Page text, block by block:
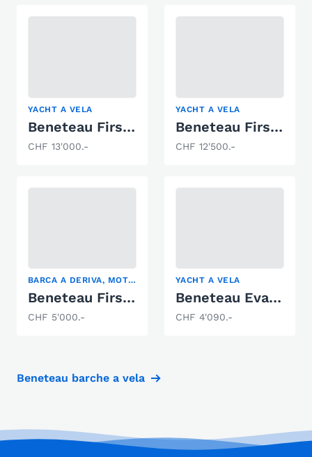
YACHT A VELA
Beneteau First 211
CHF 13'000.-
YACHT A VELA
Beneteau First 30
CHF 12'500.-
BARCA A DERIVA, MOTORSAILER, YACHT A VELA
Beneteau First 24
CHF 5'000.-
YACHT A VELA
Beneteau Evasion 28
CHF 4'090.-
Beneteau barche a vela